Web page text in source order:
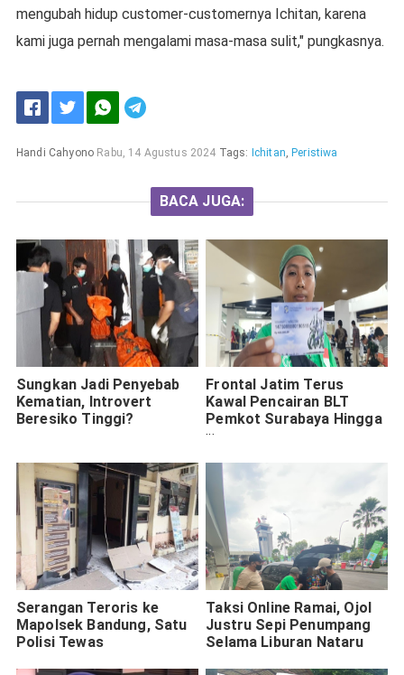
mengubah hidup customer-customernya Ichitan, karena
kami juga pernah mengalami masa-masa sulit," pungkasnya.
Handi Cahyono Rabu, 14 Agustus 2024 Tags: Ichitan, Peristiwa
BACA JUGA:
Sungkan Jadi Penyebab
Kematian, Introvert
Beresiko Tinggi?
Frontal Jatim Terus
Kawal Pencairan BLT
Pemkot Surabaya Hingga
Tuntas
Serangan Teroris ke
Mapolsek Bandung, Satu
Polisi Tewas
Taksi Online Ramai, Ojol
Justru Sepi Penumpang
Selama Liburan Nataru